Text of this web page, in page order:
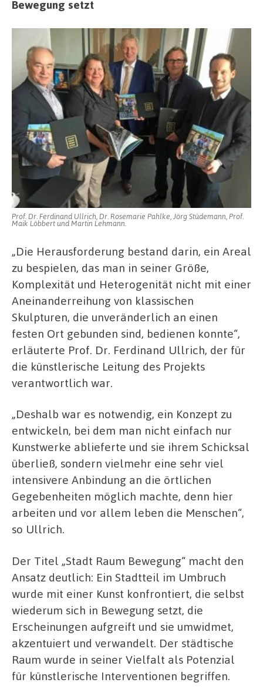
Bewegung setzt
Prof. Dr. Ferdinand Ullrich, Dr. Rosemarie Pahlke, Jörg Stüdemann, Prof.
Maik Löbbert und Martin Lehmann.
„Die Herausforderung bestand darin, ein Areal
zu bespielen, das man in seiner Größe,
Komplexität und Heterogenität nicht mit einer
Aneinanderreihung von klassischen
Skulpturen, die unveränderlich an einen
festen Ort gebunden sind, bedienen konnte“,
erläuterte Prof. Dr. Ferdinand Ullrich, der für
die künstlerische Leitung des Projekts
verantwortlich war.
„Deshalb war es notwendig, ein Konzept zu
entwickeln, bei dem man nicht einfach nur
Kunstwerke ablieferte und sie ihrem Schicksal
überließ, sondern vielmehr eine sehr viel
intensivere Anbindung an die örtlichen
Gegebenheiten möglich machte, denn hier
arbeiten und vor allem leben die Menschen“,
so Ullrich.
Der Titel „Stadt Raum Bewegung“ macht den
Ansatz deutlich: Ein Stadtteil im Umbruch
wurde mit einer Kunst konfrontiert, die selbst
wiederum sich in Bewegung setzt, die
Erscheinungen aufgreift und sie umwidmet,
akzentuiert und verwandelt. Der städtische
Raum wurde in seiner Vielfalt als Potenzial
für künstlerische Interventionen begriffen.